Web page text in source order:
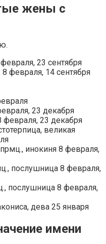
жены с
23 сентября
февраля, 14 сентября
23 декабря
февраля, 23 декабря
великая
инокиня 8 февраля,
послушница 8 февраля,
послушница 8 февраля,
дева 25 января
имени